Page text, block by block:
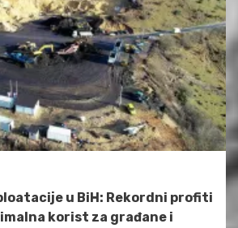
u BiH: Rekordni profiti
korist za građane i